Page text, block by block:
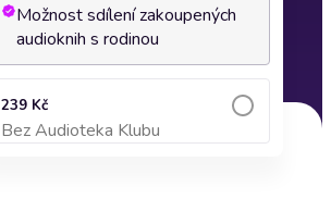
Možnost sdílení zakoupených
audioknih s rodinou
239 Kč
Bez Audioteka Klubu
Přidat do košíku